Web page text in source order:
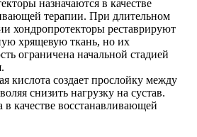
назначаются в качестве
терапии. При длительном
хондропротекторы реставрируют
хрящевую ткань, но их
ограничена начальной стадией
кислота создает прослойку между
снизить нагрузку на сустав.
качестве восстанавливающей